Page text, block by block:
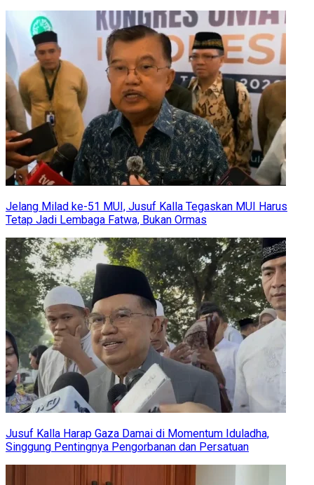
Jelang Milad ke-51 MUI, Jusuf Kalla Tegaskan MUI Harus
Tetap Jadi Lembaga Fatwa, Bukan Ormas
Jusuf Kalla Harap Gaza Damai di Momentum Iduladha,
Singgung Pentingnya Pengorbanan dan Persatuan